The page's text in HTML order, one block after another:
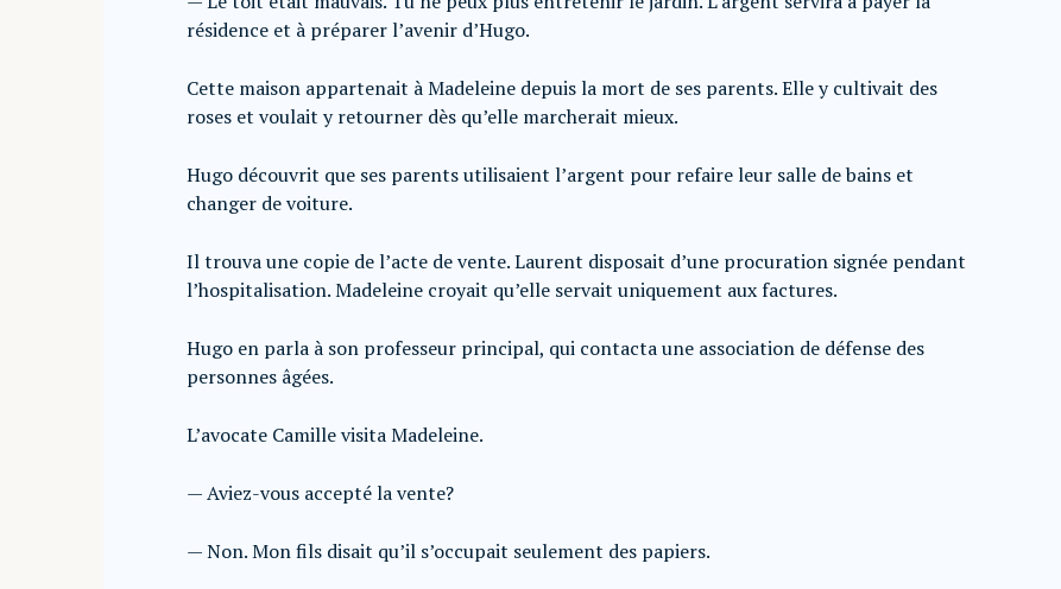
résidence et à préparer l’avenir d’Hugo.
Cette maison appartenait à Madeleine depuis la mort de ses parents. Elle y cultivait des
roses et voulait y retourner dès qu’elle marcherait mieux.
Hugo découvrit que ses parents utilisaient l’argent pour refaire leur salle de bains et
changer de voiture.
Il trouva une copie de l’acte de vente. Laurent disposait d’une procuration signée pendant
l’hospitalisation. Madeleine croyait qu’elle servait uniquement aux factures.
Hugo en parla à son professeur principal, qui contacta une association de défense des
personnes âgées.
L’avocate Camille visita Madeleine.
— Aviez-vous accepté la vente?
— Non. Mon fils disait qu’il s’occupait seulement des papiers.